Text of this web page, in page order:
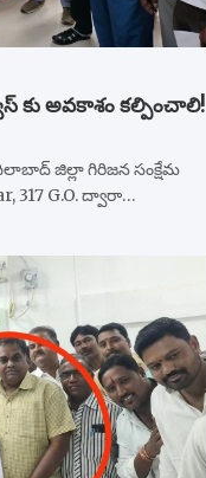
అవకాశం కల్పించాలి!
జిల్లా గిరిజన సంక్షేమ
317 G.O. ద్వారా…